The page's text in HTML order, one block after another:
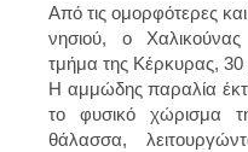
Από τις ομορφότερες
νησιού, ο Χαλικούνας
τμήμα της Κέρκυρας,
Η αμμώδης παραλία
το φυσικό χώρισμα
θάλασσα,